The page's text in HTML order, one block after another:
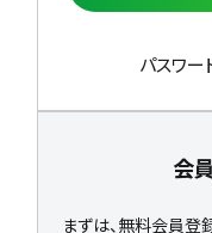
パスワ
会
まずは、無料会員登